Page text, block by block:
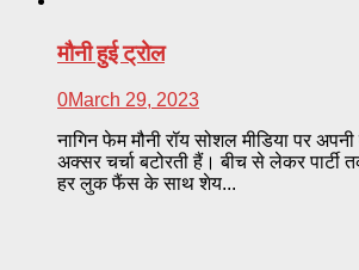
मौनी हुई ट्रोल
0March 29, 2023
नागिन फेम मौनी रॉय सोशल मीडिया पर
अक्सर चर्चा बटोरती हैं। बीच से लेकर
हर लुक फैंस के साथ शेय...